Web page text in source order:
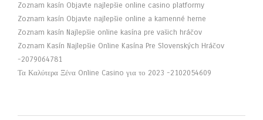
Zoznam kasín Objavte najlepšie online casino platformy
Zoznam kasín Objavte najlepšie online a kamenné herne
Zoznam kasín Najlepšie online kasína pre vašich hráčov
Zoznam Kasín Najlepšie Online Kasína Pre Slovenských Hráčov
-2079064781
Τα Καλύτερα Ξένα Online Casino για το 2023 -2102054609